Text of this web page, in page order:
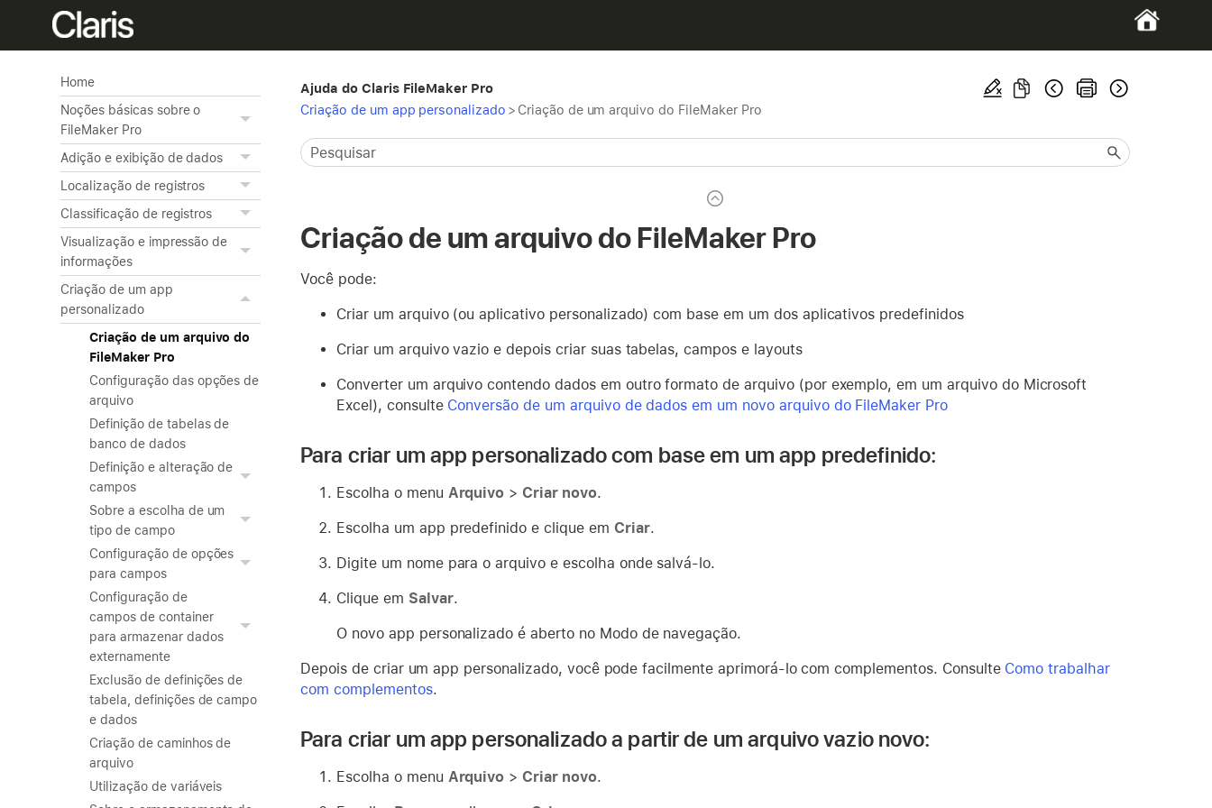
Home
Noções básicas sobre o
FileMaker Pro
Adição e exibição de dados
Localização de registros
Classificação de registros
Visualização e impressão de
informações
Criação de um app
personalizado
Criação de um arquivo do
FileMaker Pro
Configuração das opções de
arquivo
Definição de tabelas de
banco de dados
Definição e alteração de
campos
Sobre a escolha de um
tipo de campo
Configuração de opções
para campos
Configuração de
campos de container
para armazenar dados
externamente
Exclusão de definições de
tabela, definições de campo
e dados
Criação de caminhos de
arquivo
Utilização de variáveis
Ajuda do Claris FileMaker Pro
Criação de um app personalizado > Criação de um arquivo do FileMaker Pro
Criação de um arquivo do FileMaker Pro
Você pode:
Criar um arquivo (ou aplicativo personalizado) com base em um dos aplicativos predefinidos
Criar um arquivo vazio e depois criar suas tabelas, campos e layouts
Converter um arquivo contendo dados em outro formato de arquivo (por exemplo, em um arquivo do Microsoft
Excel), consulte Conversão de um arquivo de dados em um novo arquivo do FileMaker Pro
Para criar um app personalizado com base em um app predefinido:
Escolha o menu Arquivo > Criar novo.
Escolha um app predefinido e clique em Criar.
Digite um nome para o arquivo e escolha onde salvá-lo.
Clique em Salvar.
O novo app personalizado é aberto no Modo de navegação.
Depois de criar um app personalizado, você pode facilmente aprimorá-lo com complementos. Consulte Como trabalhar
com complementos.
Para criar um app personalizado a partir de um arquivo vazio novo:
Escolha o menu Arquivo > Criar novo.